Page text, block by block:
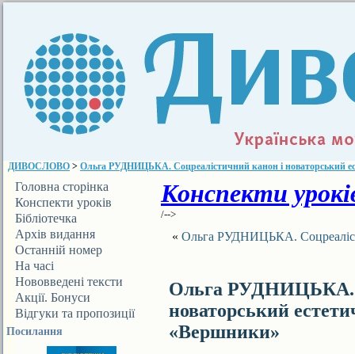
ДИВОСЛОВО > Ольга РУДНИЦЬКА. Соцреалістичний канон і новаторський
Головна сторінка
Конспекти уроків
Бібліотечка
ДИВОСЛОВА
Архів видання
Останній номер
На часі
Нововведені тексти
Акції. Бонуси
Відгуки та пропозиції
Посилання
Конспекти
/-->
« Ольга РУДНИЦЬКА.
Ольга РУДНИЦЬКА.
новаторський
«Вершники»